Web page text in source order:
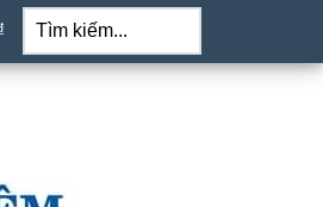
Tìm
kiếm...